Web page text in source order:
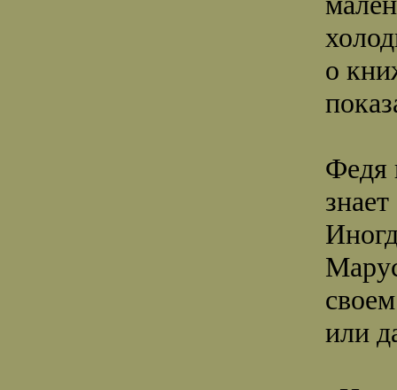
о
Федя
или